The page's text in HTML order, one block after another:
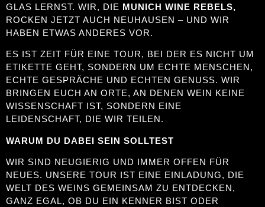
LAS LERNST. WIR, DIE MUNICH WINE REBELS,
ROCKEN JETZT AUCH NEUHAUSEN – UND WIR
HABEN ETWAS ANDERES VOR.
ES IST ZEIT FÜR EINE TOUR, BEI DER ES NICHT UM
ETIKETTE GEHT, SONDERN UM ECHTE MENSCHEN,
ECHTE GESPRÄCHE UND ECHTEN GENUSS. WIR
BRINGEN EUCH AN ORTE, AN DENEN WEIN KEINE
WISSENSCHAFT IST, SONDERN EINE
LEIDENSCHAFT, DIE WIR TEILEN.
WARUM DU DABEI SEIN SOLLTEST
WIR SIND NEUGIERIG UND IMMER OFFEN FÜR
NEUES. UNSERE TOUR IST EINE EINLADUNG, DIE
WELT DES WEINS GEMEINSAM ZU ENTDECKEN,
GANZ EGAL, OB DU EIN KENNER BIST ODER